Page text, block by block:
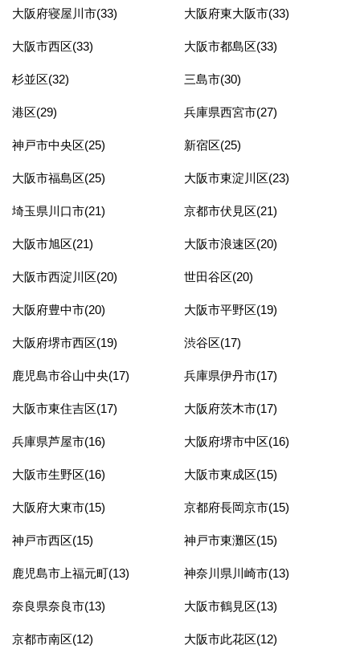
大阪府寝屋川市(33) 大阪府東大阪市(33)
大阪市西区(33) 大阪市都島区(33)
杉並区(32) 三島市(30)
港区(29) 兵庫県西宮市(27)
神戸市中央区(25) 新宿区(25)
大阪市福島区(25) 大阪市東淀川区(23)
埼玉県川口市(21) 京都市伏見区(21)
大阪市旭区(21) 大阪市浪速区(20)
大阪市西淀川区(20) 世田谷区(20)
大阪府豊中市(20) 大阪市平野区(19)
大阪府堺市西区(19) 渋谷区(17)
鹿児島市谷山中央(17) 兵庫県伊丹市(17)
大阪市東住吉区(17) 大阪府茨木市(17)
兵庫県芦屋市(16) 大阪府堺市中区(16)
大阪市生野区(16) 大阪市東成区(15)
大阪府大東市(15) 京都府長岡京市(15)
神戸市西区(15) 神戸市東灘区(15)
鹿児島市上福元町(13) 神奈川県川崎市(13)
奈良県奈良市(13) 大阪市鶴見区(13)
京都市南区(12) 大阪市此花区(12)